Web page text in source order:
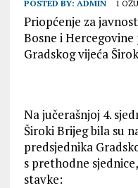
POSTED BY: ADMIN 1
Priopćenje za
Bosne i
Gradskog vijeća
Na jučerašnjoj 4.
Široki Brijeg bila su
predsjednika
s prethodne
stavke: